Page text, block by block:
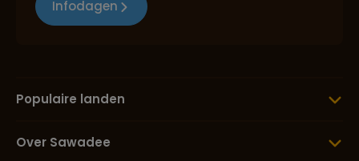
Infodagen
Populaire landen
Over Sawadee